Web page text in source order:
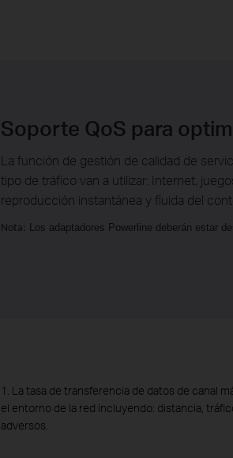
Soporte QoS para
La función de gestión de calidad de
tipo de tráfico van a utilizar: Internet,
reproducción instantánea y fluida del
Nota: Los adaptadores Powerline deberán estar
1. La tasa de transferencia de datos de canal
el entorno de la red incluyendo: distancia,
adversos.